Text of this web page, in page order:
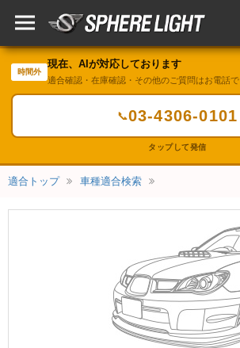
時間外
現在、AIが対応しております
適合確認・在庫確認・その他のご質問はお電話で
📞03-4306-0101
タップして発信
適合トップ 車種適合検索